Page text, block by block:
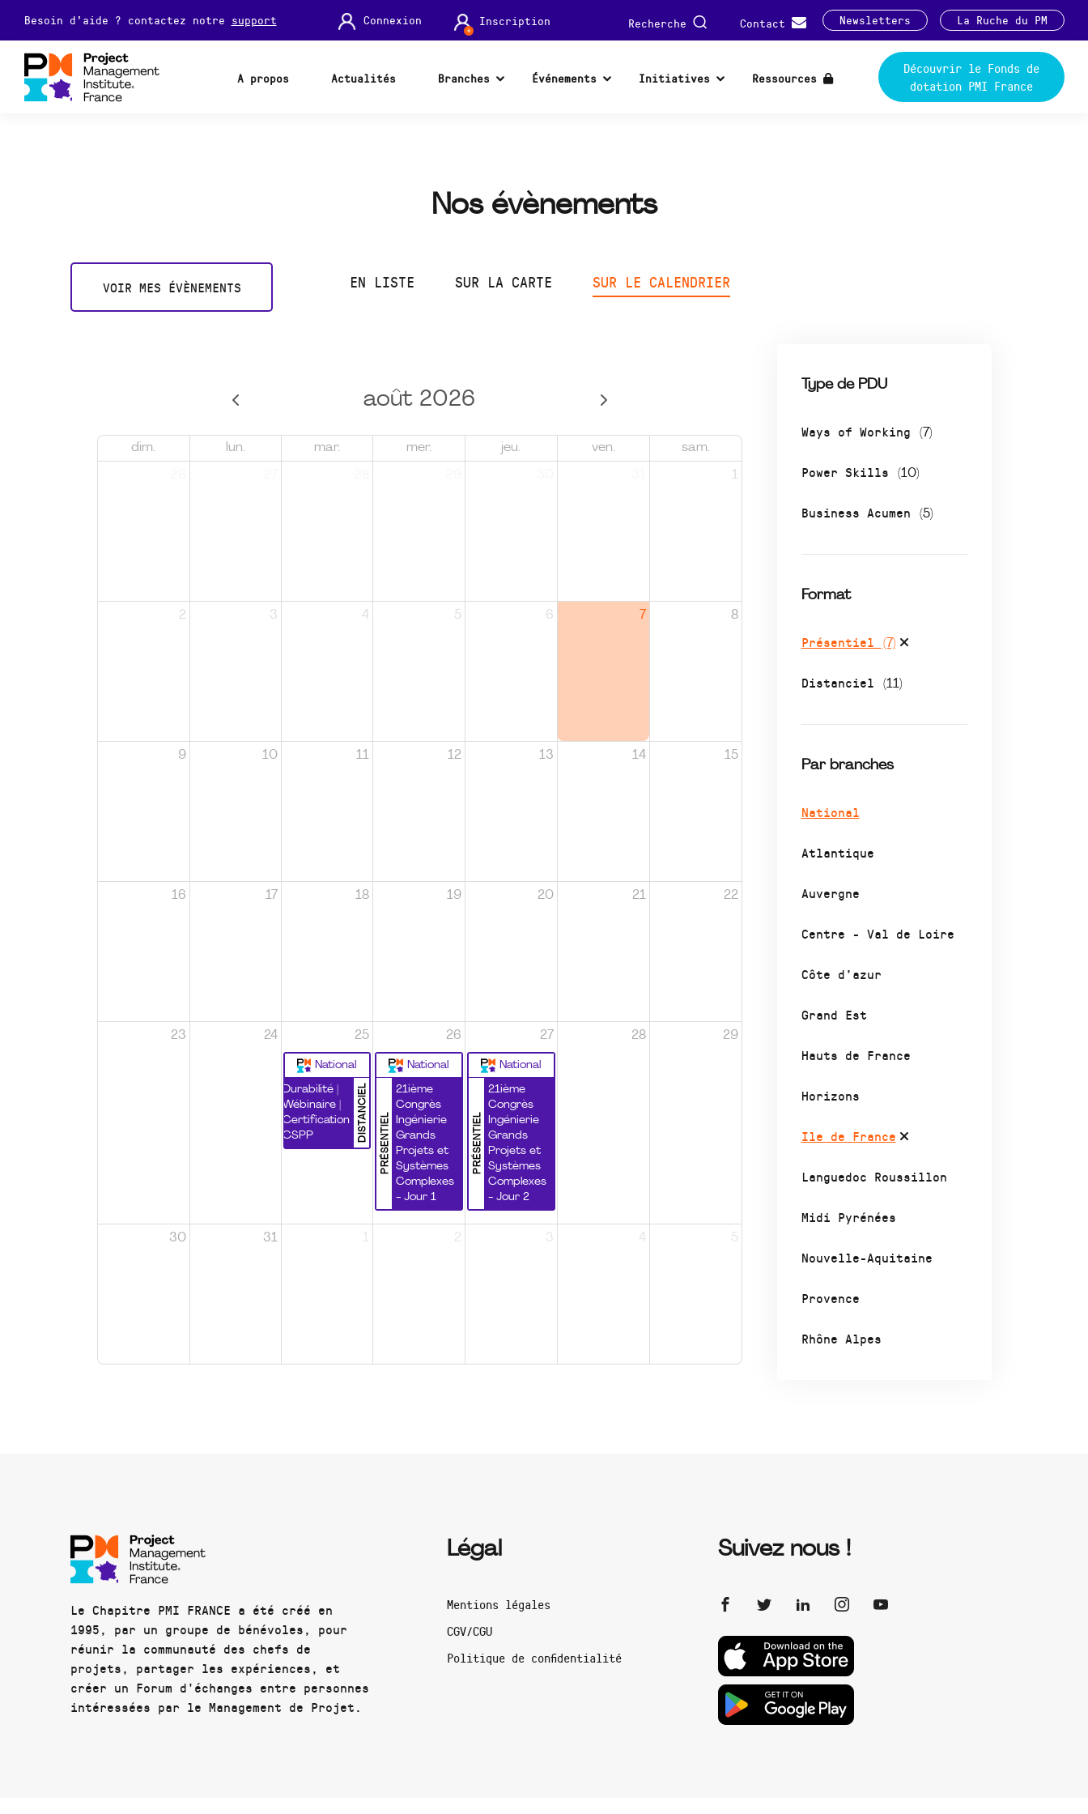
Besoin d'aide ? contactez notre support Connexion Inscription Recherche Contact Newsletters La Ruche du PM
A propos Actualités Branches Événements Initiatives Ressources
Découvrir le Fonds de
dotation PMI France
Nos évènements
VOIR MES ÉVÈNEMENTS EN LISTE SUR LA CARTE SUR LE CALENDRIER
Type de PDU
Ways of Working (7)
Power Skills (10)
Business Acumen (5)
Format
Présentiel (7)
Distanciel (11)
Par branches
National
Atlantique
Auvergne
Centre - Val de Loire
Côte d’azur
Grand Est
Hauts de France
Horizons
Ile de France
Languedoc Roussillon
Midi Pyrénées
Nouvelle-Aquitaine
Provence
Rhône Alpes
août 2026
dim. lun. mar. mer. jeu. ven. sam.
1
2 3 4 5 6 7 8
9 10 11 12 13 14 15
16 17 18 19 20 21 22
23 24 25
National
DISTANCIEL
Durabilité |
Wébinaire |
Certification
CSPP
26
National
PRÉSENTIEL
21ième
Congrès
Ingénierie
Grands
Projets et
Systèmes
Complexes
- Jour 1
27
National
PRÉSENTIEL
21ième
Congrès
Ingénierie
Grands
Projets et
Systèmes
Complexes
- Jour 2
28 29
30 31 1 2 3 4 5
Le Chapitre PMI FRANCE a été créé en
1995, par un groupe de bénévoles, pour
réunir la communauté des chefs de
projets, partager les expériences, et
créer un Forum d'échanges entre personnes
intéressées par le Management de Projet.
Légal
Mentions légales
CGV/CGU
Politique de confidentialité
Suivez nous !